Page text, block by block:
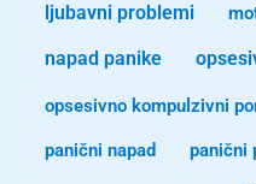
ljubavni problemi
napad panike
opsesivno kompulzivni
panični napad panični